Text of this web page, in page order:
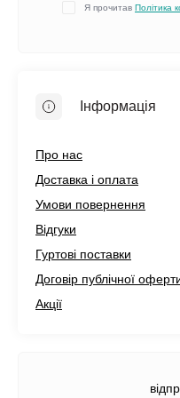
Я прочитав Політика
Інформація
Про нас
Доставка і оплата
Умови повернення
Відгуки
Гуртові поставки
Договір публічної
Акції